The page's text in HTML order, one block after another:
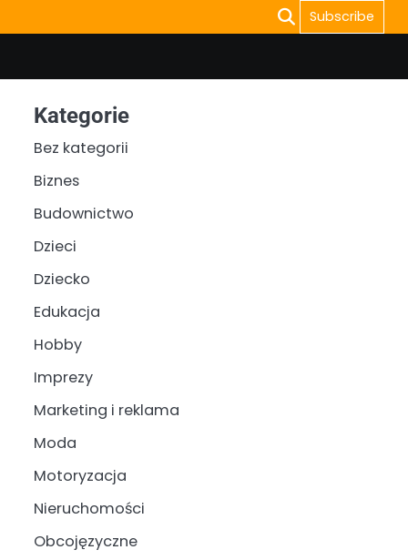
Subscribe
Kategorie
Bez kategorii
Biznes
Budownictwo
Dzieci
Dziecko
Edukacja
Hobby
Imprezy
Marketing i reklama
Moda
Motoryzacja
Nieruchomości
Obcojęzyczne